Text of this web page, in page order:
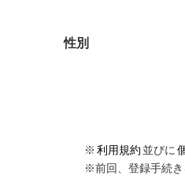
性別
※ 利用規約 並びに
※前回、登録手続き